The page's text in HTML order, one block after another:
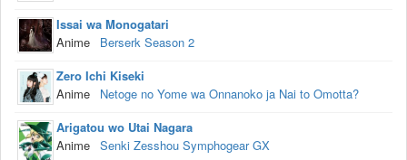
Issai wa Monogatari
Anime
Berserk Season 2
Zero Ichi Kiseki
Anime
Netoge no Yome wa Onnanoko ja Nai to Omotta?
Arigatou wo Utai Nagara
Anime Senki Zesshou Symphogear GX